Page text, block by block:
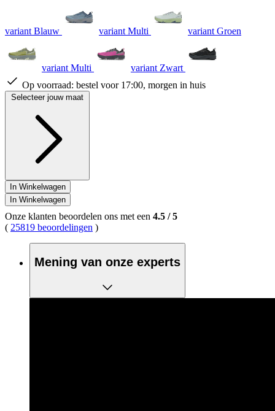
variant Blauw variant Multi variant Groen
variant Multi
variant Zwart
Op voorraad: bestel voor 17:00, morgen in huis
Selecteer jouw maat
In Winkelwagen
In Winkelwagen
Onze klanten beoordelen ons met een 4.5 /5
( 25819 beoordelingen )
Mening van onze experts